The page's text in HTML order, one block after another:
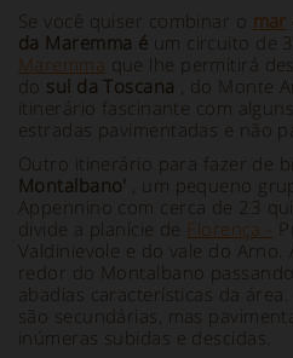
Se você quiser combinar o mar
da Maremma é um circuito de
Maremma que lhe permitirá
do sul da Toscana , do Monte
itinerário fascinante com
estradas pavimentadas e não
Outro itinerário para fazer de
Montalbano' , um pequeno
Appennino com cerca de 23
divide a planície de Florença -
Valdinievole e do vale do
redor do Montalbano
abadias características da
são secundárias, mas
inúmeras subidas e descidas.